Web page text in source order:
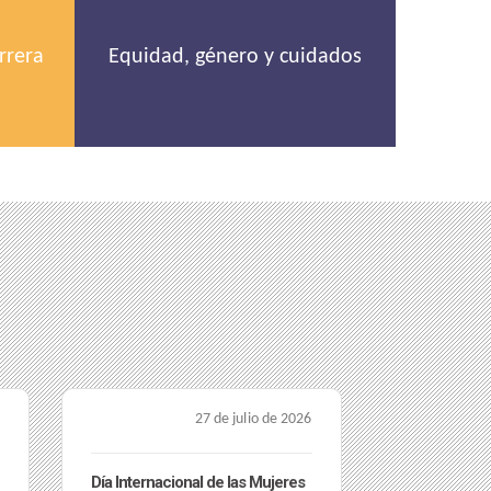
Equidad, género y cuidados
24 de julio de 2026
Celebramos un nuevo
Parasitosis